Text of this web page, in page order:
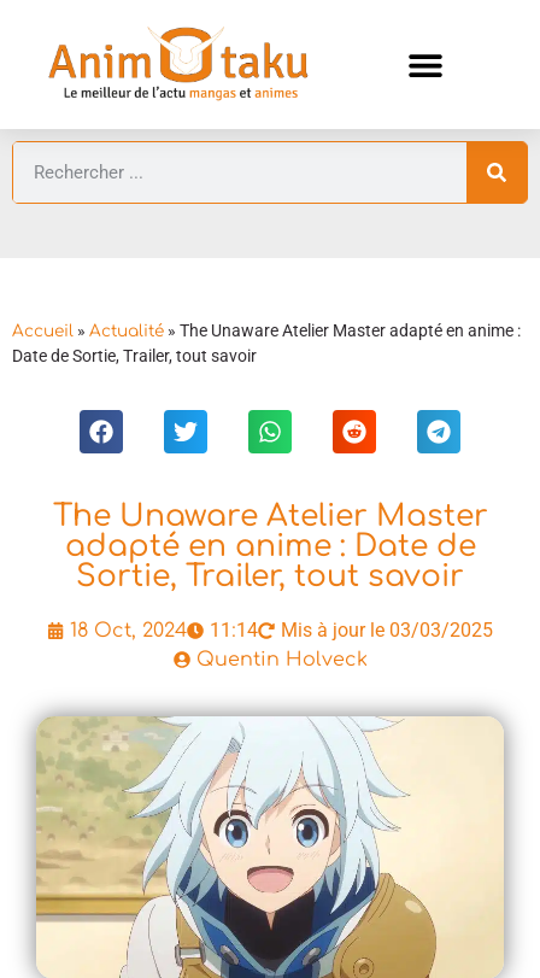
Accueil » Actualité » The Unaware Atelier Master adapté en anime :
Date de Sortie, Trailer, tout savoir
The Unaware Atelier Master
adapté en anime : Date de
Sortie, Trailer, tout savoir
18 Oct, 2024 11:14 Mis à jour le 03/03/2025
Quentin Holveck